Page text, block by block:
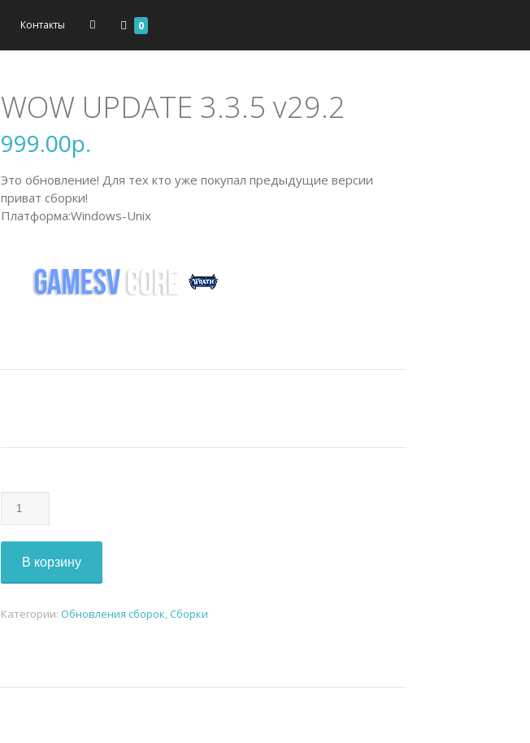
Контакты 0
WOW UPDATE 3.3.5 v29.2
999.00р.
Это обновление! Для тех кто уже покупал предыдущие версии
приват сборки!
Платформа:Windows-Unix
3.3.5
v29.2
В корзину
Категории: Обновления сборок,Сборки